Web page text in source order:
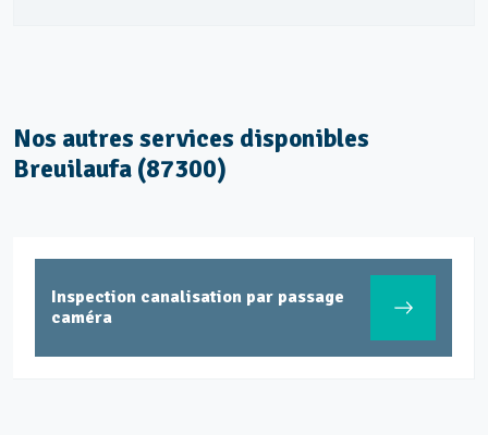
Nos autres services disponibles
Breuilaufa (87300)
Inspection canalisation par passage
caméra